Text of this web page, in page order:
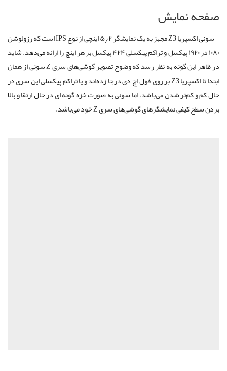
صفحه نمایش
سونی اکسپریا Z3 مجهز به یک نمایشگر ۵٫۲ اینچی از نوع IPS است که رزولوشن
۱۰۸۰ در ۱۹۲۰ پیکسل و تراکم پیکسلی ۴۲۴ پیکسل بر هر اینچ را ارائه می‌دهد. شاید
در ظاهر این گونه به نظر رسد که وضوح تصویر گوشی‌های سری Z سونی از همان
ابتدا تا اکسپریا Z3 بر روی فول اچ دی درجا زده‌اند و یا تراکم پیکسلی این سری در
حال کم و کم‌تر شدن می‌باشد، اما سونی به صورت خزه گونه ای در حال ارتقا و بالا
بردن سطح کیفی نمایشگرهای گوشی‌های سری Z خود می‌باشد.